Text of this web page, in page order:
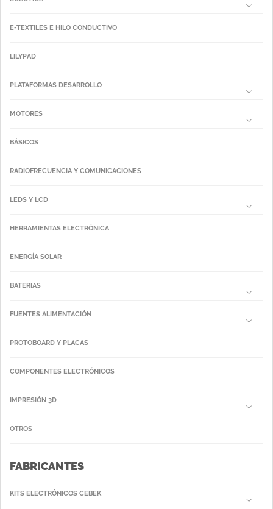
E-TEXTILES E HILO CONDUCTIVO
LILYPAD
PLATAFORMAS DESARROLLO
MOTORES
BÁSICOS
RADIOFRECUENCIA Y COMUNICACIONES
LEDS Y LCD
HERRAMIENTAS ELECTRÓNICA
ENERGÍA SOLAR
BATERIAS
FUENTES ALIMENTACIÓN
PROTOBOARD Y PLACAS
COMPONENTES ELECTRÓNICOS
IMPRESIÓN 3D
OTROS
FABRICANTES
KITS ELECTRÓNICOS CEBEK